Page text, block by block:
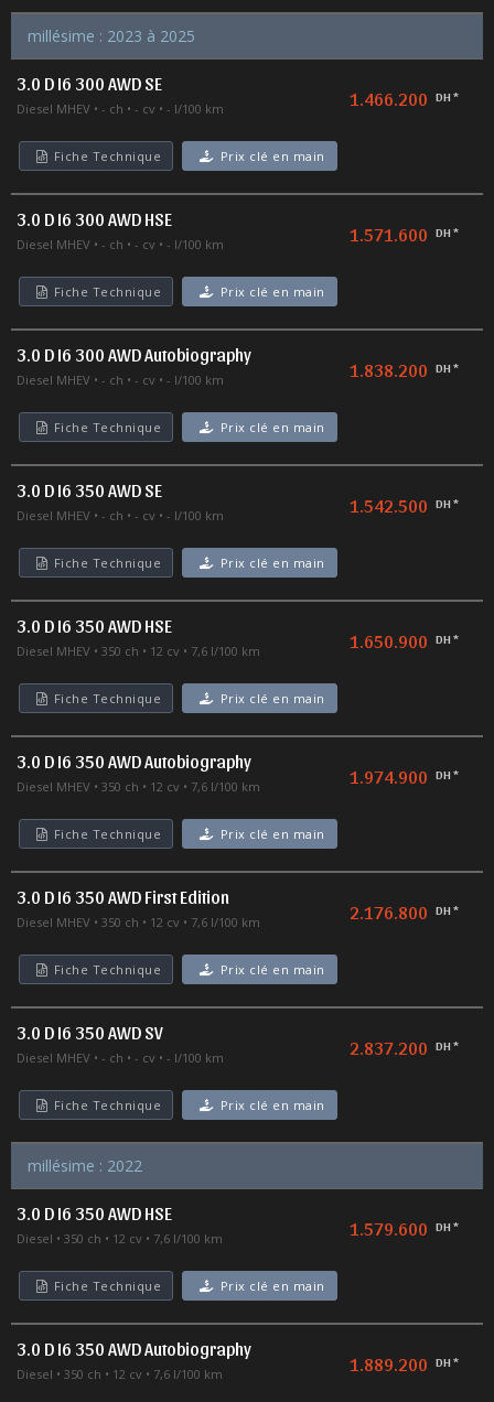
millésime : 2023 à 2025
3.0 D I6 300 AWD SE
Diesel MHEV - ch - cv - l/100 km 1.466.200 DH *
Fiche Technique Prix clé en main
3.0 D I6 300 AWD HSE
Diesel MHEV - ch - cv - l/100 km 1.571.600 DH *
Fiche Technique Prix clé en main
3.0 D I6 300 AWD Autobiography
Diesel MHEV - ch - cv - l/100 km 1.838.200 DH *
Fiche Technique Prix clé en main
3.0 D I6 350 AWD SE
Diesel MHEV - ch - cv - l/100 km 1.542.500 DH *
Fiche Technique Prix clé en main
3.0 D I6 350 AWD HSE
Diesel MHEV 350 ch 12 cv 7,6 l/100 km 1.650.900 DH *
Fiche Technique Prix clé en main
3.0 D I6 350 AWD Autobiography
Diesel MHEV 350 ch 12 cv 7,6 l/100 km 1.974.900 DH *
Fiche Technique Prix clé en main
3.0 D I6 350 AWD First Edition
Diesel MHEV 350 ch 12 cv 7,6 l/100 km 2.176.800 DH *
Fiche Technique Prix clé en main
3.0 D I6 350 AWD SV
Diesel MHEV - ch - cv - l/100 km 2.837.200 DH *
Fiche Technique Prix clé en main
millésime : 2022
3.0 D I6 350 AWD HSE
Diesel 350 ch 12 cv 7,6 l/100 km 1.579.600 DH *
Fiche Technique Prix clé en main
3.0 D I6 350 AWD Autobiography
Diesel 350 ch 12 cv 7,6 l/100 km 1.889.200 DH *